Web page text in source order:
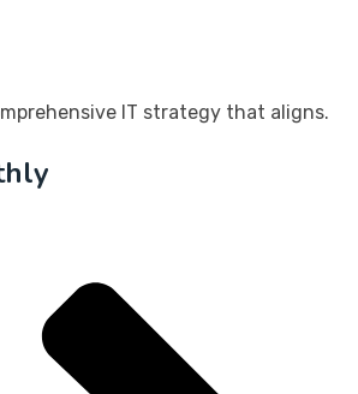
IT strategy that aligns.